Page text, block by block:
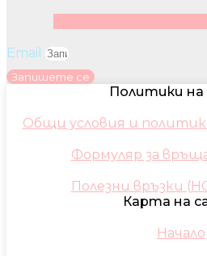
Email
Запишете се
Политики
Общи условия и
Формуляр за
Полезни връзки
Карта на
Начало